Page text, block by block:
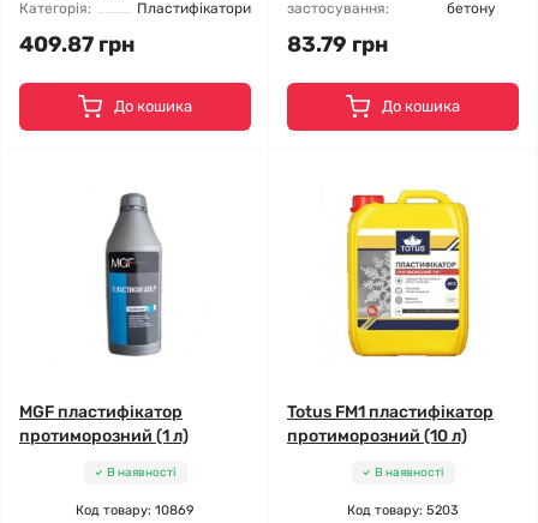
Категорія:
Пластифікатори
409.87 грн
До кошика
застосування:
бетону
83.79 грн
До кошика
MGF пластифікатор
протиморозний (1 л)
В наявності
Код товару: 10869
Totus FM1 пластифікатор
протиморозний (10 л)
В наявності
Код товару: 5203